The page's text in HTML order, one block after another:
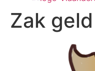
Zak geld